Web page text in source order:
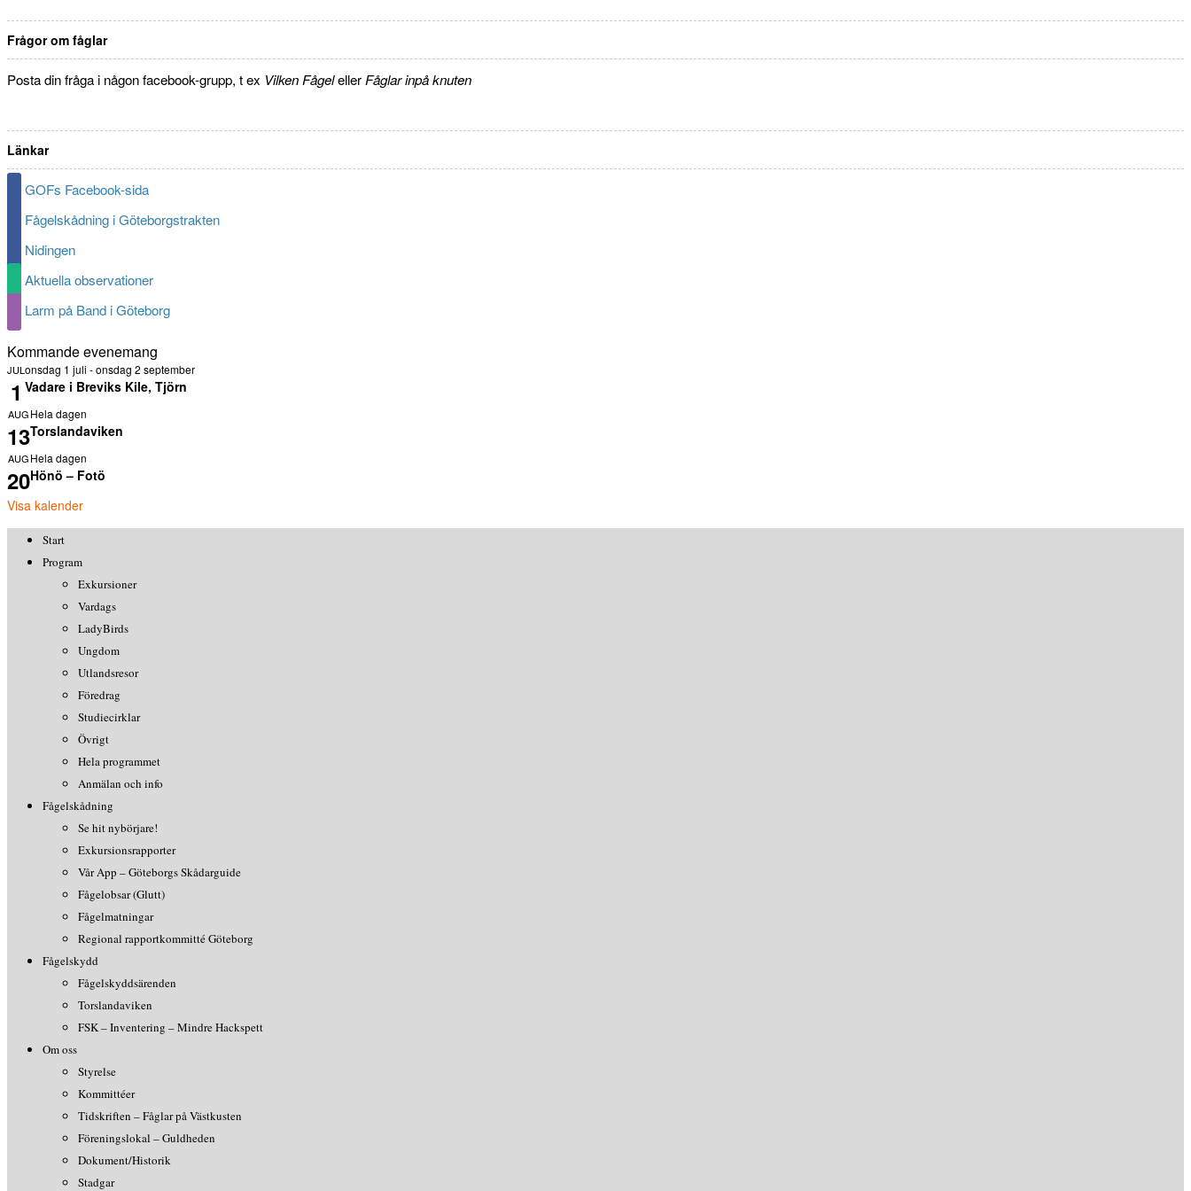
Frågor om fåglar
Posta din fråga i någon facebook-grupp, t ex Vilken FågelellerFåglar inpå knuten
Länkar
GOFs Facebook-sida
Fågelskådning i Göteborgstrakten
Nidingen
Aktuella observationer
Larm på Band i Göteborg
Kommande evenemang
JUL
1
onsdag 1 juli -onsdag 2 september
Vadare i Breviks Kile, Tjörn
AUG
13
Hela dagen
Torslandaviken
AUG
20
Hela dagen
Hönö – Fotö
Visa kalender
Start
Program
Exkursioner
Vardags
LadyBirds
Ungdom
Utlandsresor
Föredrag
Studiecirklar
Övrigt
Hela programmet
Anmälan och info
Fågelskådning
Se hit nybörjare!
Exkursionsrapporter
Vår App – Göteborgs Skådarguide
Fågelobsar (Glutt)
Fågelmatningar
Regional rapportkommitté Göteborg
Fågelskydd
Fågelskyddsärenden
Torslandaviken
FSK – Inventering – Mindre Hackspett
Om oss
Styrelse
Kommittéer
Tidskriften – Fåglar på Västkusten
Föreningslokal – Guldheden
Dokument/Historik
Stadgar